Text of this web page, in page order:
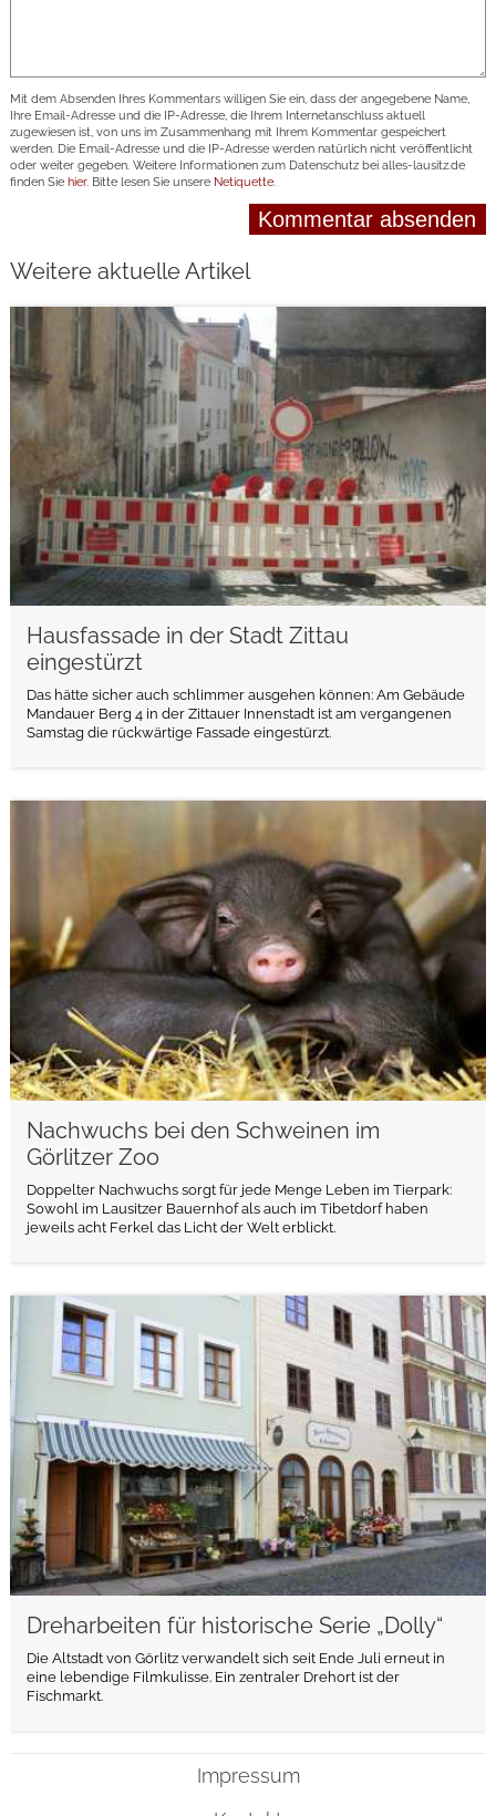
Mit dem Absenden Ihres Kommentars willigen Sie ein, dass der angegebene Name,
Ihre Email-Adresse und die IP-Adresse, die Ihrem Internetanschluss aktuell
zugewiesen ist, von uns im Zusammenhang mit Ihrem Kommentar gespeichert
werden. Die Email-Adresse und die IP-Adresse werden natürlich nicht veröffentlicht
oder weiter gegeben. Weitere Informationen zum Datenschutz bei alles-lausitz.de
finden Sie hier. Bitte lesen Sie unsere Netiquette.
Weitere aktuelle Artikel
Hausfassade in der Stadt Zittau
eingestürzt
Das hätte sicher auch schlimmer ausgehen können: Am Gebäude
Mandauer Berg 4 in der Zittauer Innenstadt ist am vergangenen
Samstag die rückwärtige Fassade eingestürzt.
weiterlesen
Nachwuchs bei den Schweinen im
Görlitzer Zoo
Doppelter Nachwuchs sorgt für jede Menge Leben im Tierpark:
Sowohl im Lausitzer Bauernhof als auch im Tibetdorf haben
jeweils acht Ferkel das Licht der Welt erblickt.
weiterlesen
Dreharbeiten für historische Serie „Dolly“
Die Altstadt von Görlitz verwandelt sich seit Ende Juli erneut in
eine lebendige Filmkulisse. Ein zentraler Drehort ist der
Fischmarkt.
weiterlesen
Impressum